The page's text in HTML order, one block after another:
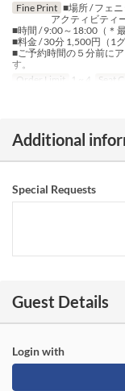
Fine Print ■場所 / フェ
アクティビティー
■時間 / 9:00～18:00（＊最
■料金 / 30分 1,500円（1
■ご予約時間の５分前に
す。
Order Limit
1 ~ 4 Seat
Additional
Special Requests
Guest Details
Login with